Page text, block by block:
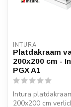
INTURA
Platdakraam
200x200 cm -
PGX A1
Intura
200x200 cm